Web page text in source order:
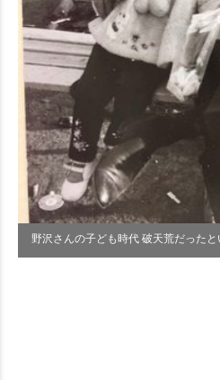
野沢さんの子ども時代 破天荒だったと